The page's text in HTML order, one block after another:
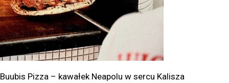
Buubis Pizza – kawałek Neapolu w sercu Kalisza